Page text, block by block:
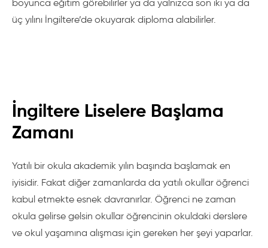
boyunca eğitim görebilirler ya da yalnızca son iki ya da
üç yılını İngiltere’de okuyarak diploma alabilirler.
İngiltere Liselere Başlama
Zamanı
Yatılı bir okula akademik yılın başında başlamak en
iyisidir. Fakat diğer zamanlarda da yatılı okullar öğrenci
kabul etmekte esnek davranırlar. Öğrenci ne zaman
okula gelirse gelsin okullar öğrencinin okuldaki derslere
ve okul yaşamına alışması için gereken her şeyi yaparlar.